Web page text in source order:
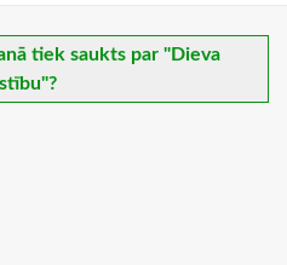
tiek saukts par "Dieva